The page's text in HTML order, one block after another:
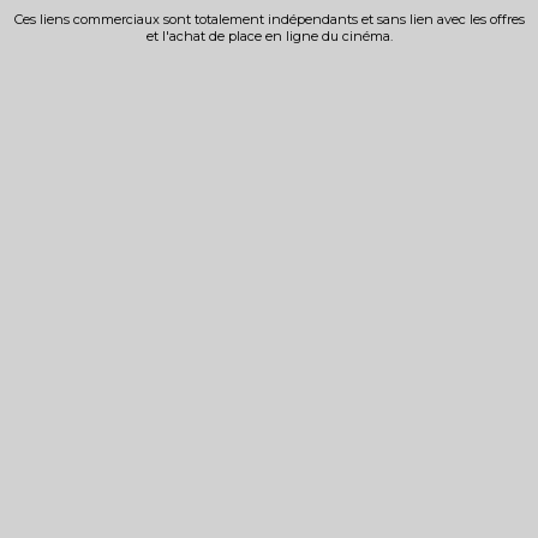
Ces liens commerciaux sont totalement indépendants et sans lien avec les offres
et l'achat de place en ligne du cinéma.